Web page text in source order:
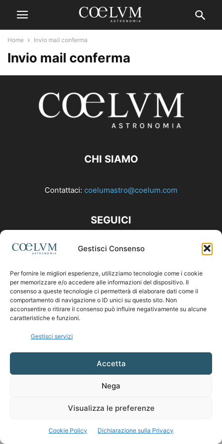
Gestisci Consenso
Per fornire le migliori esperienze, utilizziamo tecnologie come i cookie
per memorizzare e/o accedere alle informazioni del dispositivo. Il
consenso a queste tecnologie ci permetterà di elaborare dati come il
comportamento di navigazione o ID unici su questo sito. Non
acconsentire o ritirare il consenso può influire negativamente su alcune
caratteristiche e funzioni.
Gestisci servizi
Accetta
Nega
Visualizza le preferenze
Cookie Policy Dichiarazione sulla Privacy
Home Invio mail conferma
Invio mail conferma
CHI SIAMO
Contattaci: coelumastro@coelum.com
SEGUICI